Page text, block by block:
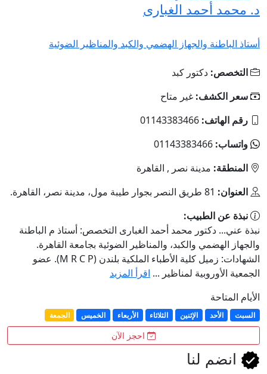
د. محمد أحمد الغبارى
أستاذ الباطنة والجهاز الهضمي والكبد والمناظير الضوئية
التخصص: دكتور كبد
سعر الكشف: غير متاح
رقم الهاتف: 01143383466
واتساب: 01143383466
المنطقة: مدينة نصر , القاهرة
العنوان: 81 طريق النصر بجوار طيبة مول، مدينة نصر، القاهرة.
نبذة عن الطبيب:
نبذة عني... دكتور محمد أحمد الغبارى التخصص: أستاذ م الباطنة
والجهاز الهضمي والكبد، والمناظير الضوئية بجامعة القاهرة.
الشهادات: زميل كلية الأطباء الملكية بلندن (M R C P). عضو
الجمعية الأوروبية لمناظير ... اقرأ المزيد
الأيام المتاحة
السبت الأحد الإثنين الثلاثاء الأربعاء الخميس الجمعة
احجز الآن
انضم لنا